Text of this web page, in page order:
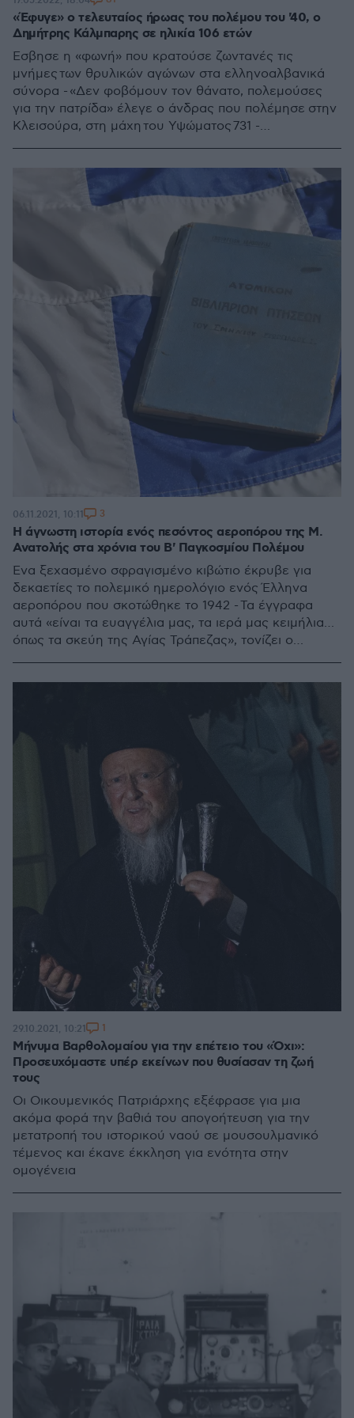
«Έφυγε» ο τελευταίος ήρωας του πολέμου του '40, ο
Δημήτρης Κάλμπαρης σε ηλικία 106 ετών
Έσβησε η «φωνή» που κρατούσε ζωντανές τις
μνήμες των θρυλικών αγώνων στα ελληνοαλβανικά
σύνορα - «Δεν φοβόμουν τον θάνατο, πολεμούσες
για την πατρίδα» έλεγε ο άνδρας που πολέμησε στην
Κλεισούρα, στη μάχη του Υψώματος 731 -
Η άγνωστη ιστορία ενός πεσόντος αεροπόρου της Μ.
Ανατολής στα χρόνια του Β' Παγκοσμίου Πολέμου
Ένα ξεχασμένο σφραγισμένο κιβώτιο έκρυβε για
δεκαετίες το πολεμικό ημερολόγιο ενός Έλληνα
αεροπόρου που σκοτώθηκε το 1942 - Τα έγγραφα
αυτά «είναι τα ευαγγέλια μας, τα ιερά μας κειμήλια…
όπως τα σκεύη της Αγίας Τράπεζας», τονίζει ο
06.11.2021, 10:11 3
Μήνυμα Βαρθολομαίου για την επέτειο του «Όχι»:
Προσευχόμαστε υπέρ εκείνων που θυσίασαν τη ζωή
τους
Οι Οικουμενικός Πατριάρχης εξέφρασε για μια
ακόμα φορά την βαθιά του απογοήτευση για την
μετατροπή του ιστορικού ναού σε μουσουλμανικό
τέμενος και έκανε έκκληση για ενότητα στην
ομογένεια
29.10.2021, 10:21 1